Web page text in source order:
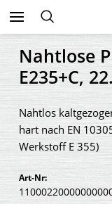
Nahtlose
E235+C,
Nahtlos
hart nach EN
Werkstoff E 355)
Art-Nr: